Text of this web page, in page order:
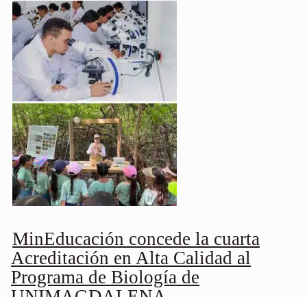
MinEducación concede la cuarta
Acreditación en Alta Calidad al
Programa de Biología de